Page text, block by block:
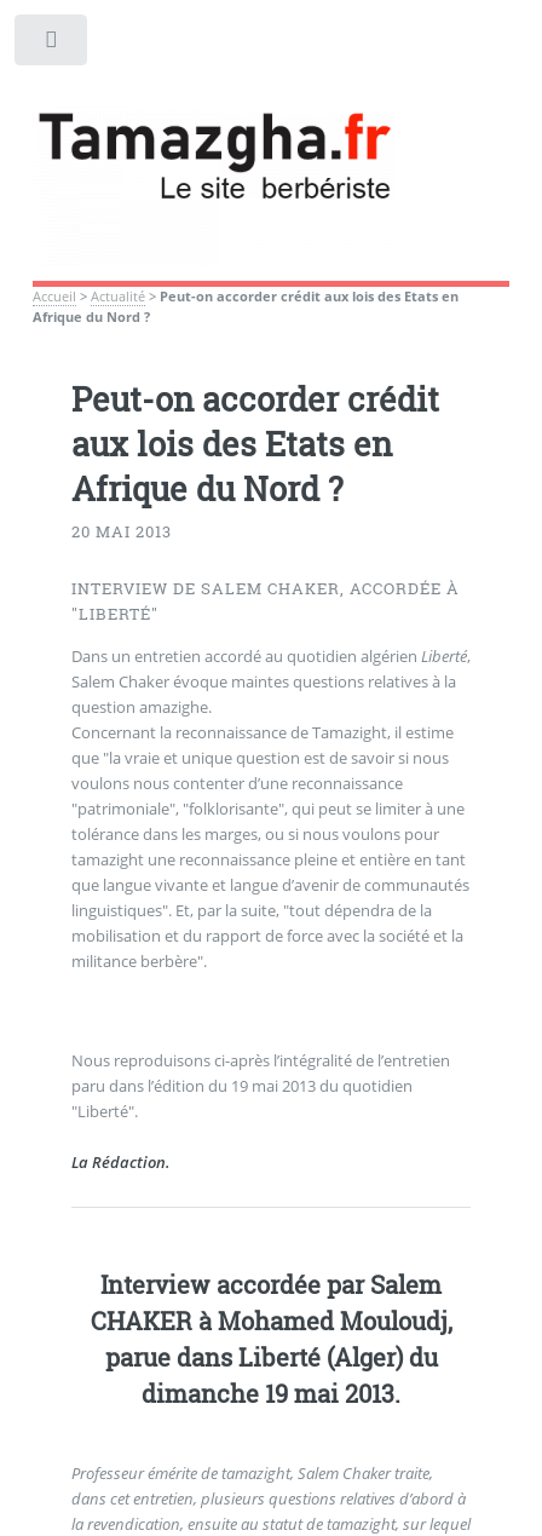
Accueil > Actualité> Peut-on accorder crédit aux lois des Etats en
Afrique du Nord ?
Peut-on accorder crédit
aux lois des Etats en
Afrique du Nord ?
20 MAI 2013
INTERVIEW DE SALEM CHAKER, ACCORDÉE À
"LIBERTÉ"
Dans un entretien accordé au quotidien algérien Liberté,
Salem Chaker évoque maintes questions relatives à la
question amazighe.
Concernant la reconnaissance de Tamazight, il estime
que "la vraie et unique question est de savoir si nous
voulons nous contenter d’une reconnaissance
"patrimoniale", "folklorisante", qui peut se limiter à une
tolérance dans les marges, ou si nous voulons pour
tamazight une reconnaissance pleine et entière en tant
que langue vivante et langue d’avenir de communautés
linguistiques". Et, par la suite, "tout dépendra de la
mobilisation et du rapport de force avec la société et la
militance berbère".
Nous reproduisons ci-après l’intégralité de l’entretien
paru dans l’édition du 19 mai 2013 du quotidien
"Liberté".
La Rédaction.
Interview accordée par Salem
CHAKER à Mohamed Mouloudj,
parue dans Liberté (Alger) du
dimanche 19 mai 2013.
Professeur émérite de tamazight, Salem Chaker traite,
dans cet entretien, plusieurs questions relatives d’abord à
la revendication, ensuite au statut de tamazight, sur lequel